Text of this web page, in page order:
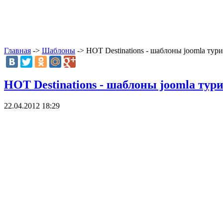
Главная -> Шаблоны -> HOT Destinations - шаблоны joomla
HOT Destinations - шаблоны joomla
22.04.2012 18:29